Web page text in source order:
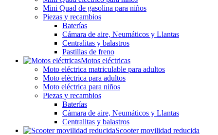
Mini Quad de gasolina para niños
Piezas y recambios
Baterías
Cámara de aire, Neumáticos y Llantas
Centralitas y balastros
Pastillas de freno
Motos eléctricas
Moto eléctrica matriculable para adultos
Moto eléctrica para adultos
Moto eléctrica para niños
Piezas y recambios
Baterías
Cámara de aire, Neumáticos y Llantas
Centralitas y balastros
Scooter movilidad reducida